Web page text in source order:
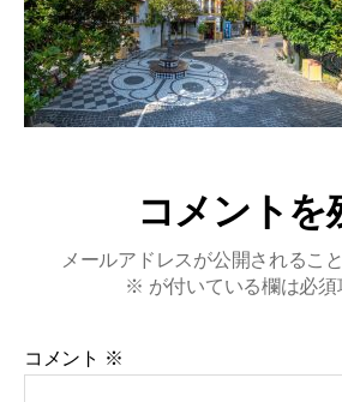
コメントを
メールアドレスが公開されるこ
※ が付いている欄は必須
コメント ※